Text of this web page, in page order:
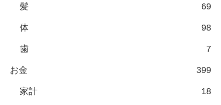
髪 69
体 98
歯 7
お金 399
家計 18